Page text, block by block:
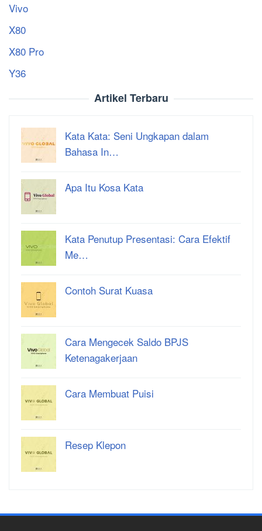
Vivo
X80
X80 Pro
Y36
Artikel Terbaru
Kata Kata: Seni Ungkapan dalam
Bahasa In…
Apa Itu Kosa Kata
Kata Penutup Presentasi: Cara Efektif
Me…
Contoh Surat Kuasa
Cara Mengecek Saldo BPJS
Ketenagakerjaan
Cara Membuat Puisi
Resep Klepon